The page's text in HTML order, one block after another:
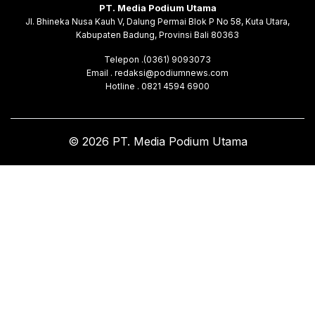
PT. Media Podium Utama
Jl. Bhineka Nusa Kauh V, Dalung Permai Blok P No 58, Kuta Utara,
Kabupaten Badung, Provinsi Bali 80363
Telepon .(0361) 9093073
Email . redaksi@podiumnews.com
Hotline . 0821 4594 6900
© 2026 PT. Media Podium Utama